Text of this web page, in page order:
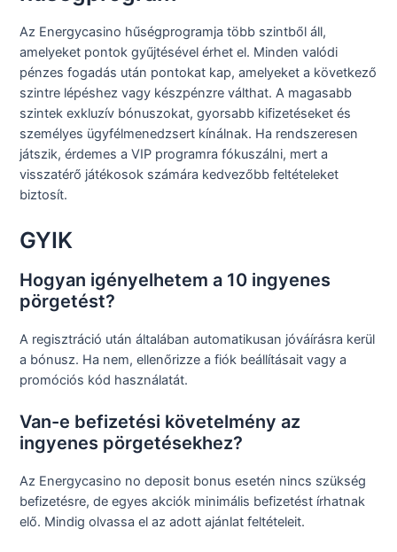
Az Energycasino hűségprogramja több szintből áll,
amelyeket pontok gyűjtésével érhet el. Minden valódi
pénzes fogadás után pontokat kap, amelyeket a következő
szintre lépéshez vagy készpénzre válthat. A magasabb
szintek exkluzív bónuszokat, gyorsabb kifizetéseket és
személyes ügyfélmenedzsert kínálnak. Ha rendszeresen
játszik, érdemes a VIP programra fókuszálni, mert a
visszatérő játékosok számára kedvezőbb feltételeket
biztosít.
GYIK
Hogyan igényelhetem a 10 ingyenes
pörgetést?
A regisztráció után általában automatikusan jóváírásra kerül
a bónusz. Ha nem, ellenőrizze a fiók beállításait vagy a
promóciós kód használatát.
Van-e befizetési követelmény az
ingyenes pörgetésekhez?
Az Energycasino no deposit bonus esetén nincs szükség
befizetésre, de egyes akciók minimális befizetést írhatnak
elő. Mindig olvassa el az adott ajánlat feltételeit.